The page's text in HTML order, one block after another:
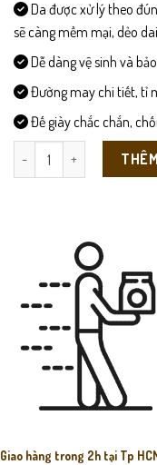
Da được xử lý theo
sẽ càng mềm mại, dẻo
Dễ dàng vệ sinh và
Đường may chi tiết, tỉ
Đế giày chắc chắn,
VX11 - Ví Da Nam Đút Túi
Giao hàng trong 2h tại Tp